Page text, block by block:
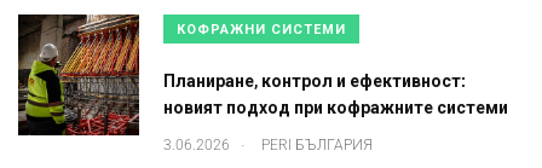
КОФРАЖНИ СИСТЕМИ
Планиране, контрол и ефективност:
новият подход при кофражните системи
3.06.2026 . PERI БЪЛГАРИЯ